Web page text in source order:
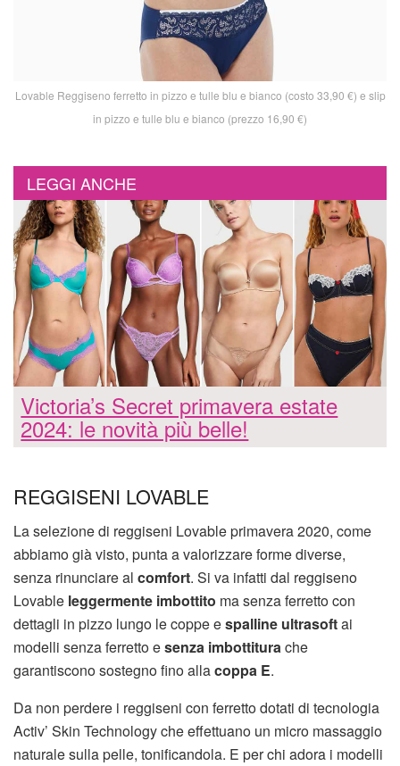
Lovable Reggiseno ferretto in pizzo e tulle blu e bianco (costo 33,90 €) e slip
in pizzo e tulle blu e bianco (prezzo 16,90 €)
LEGGI ANCHE
Victoria’s Secret primavera estate
2024: le novità più belle!
REGGISENI LOVABLE
La selezione di reggiseni Lovable primavera 2020, come
abbiamo già visto, punta a valorizzare forme diverse,
senza rinunciare al comfort. Si va infatti dal reggiseno
Lovable leggermente imbottito ma senza ferretto con
dettagli in pizzo lungo le coppe espalline ultrasoftai
modelli senza ferretto esenza imbottiturache
garantiscono sostegno fino allacoppa E.
Da non perdere i reggiseni con ferretto dotati di tecnologia
Activ’ Skin Technology che effettuano un micro massaggio
naturale sulla pelle, tonificandola. E per chi adora i modelli